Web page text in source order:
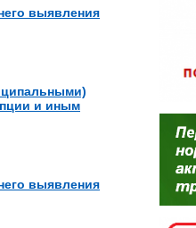
выявления
и иным
выявления